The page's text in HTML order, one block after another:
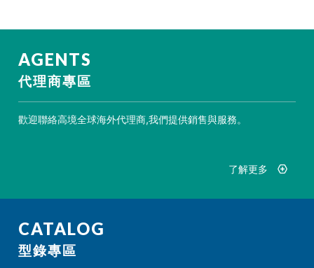
AGENTS
代理商專區
歡迎聯絡高境全球海外代理商,我們提供銷售與服務。
了解更多
CATALOG
型錄專區